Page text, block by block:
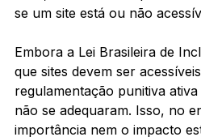
se um site está ou não
Embora a Lei Brasileira de
que sites devem ser
regulamentação punitiva
não se adequaram. Isso, no
importância nem o impacto